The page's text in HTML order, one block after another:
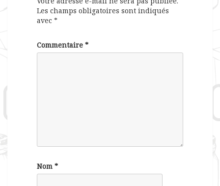
Les champs obligatoires sont indiqués
avec *
Commentaire *
Nom *